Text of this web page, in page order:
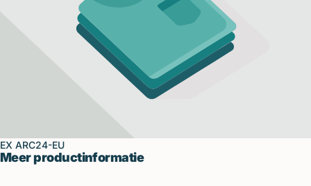
EX ARC24-EU
Meer productinformatie